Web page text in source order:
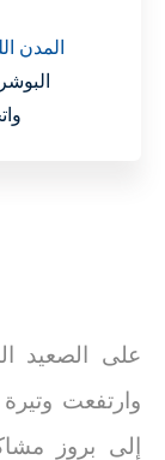
المدن
على الصعيد
وارتفعت وتيرة
إلى بروز